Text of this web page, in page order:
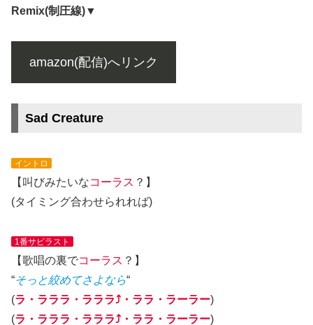
Remix(制圧線)▼
amazon(配信)へリンク
Sad Creature
イントロ
【叫びみたいなコーラス ？】
(タイミング合わせられれば)
1番サビラスト
【歌唱の裏でコーラス ？】
“そっと絞めてさよなら“
(ラ・ラララ・ラララ⤴︎・ララ・ラーラー)
(ラ・ラララ・ラララ⤴︎・ララ・ラーラー)